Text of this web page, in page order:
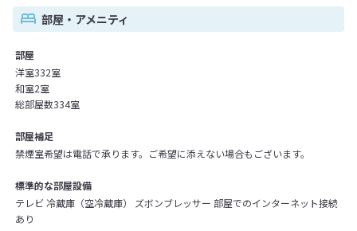
部屋・アメニティ
部屋
洋室332室
和室2室
総部屋数334室
部屋補足
禁煙室希望は電話で承ります。ご希望に添えない場合もございます。
標準的な部屋設備
テレビ 冷蔵庫（空冷蔵庫） ズボンブレッサー 部屋でのインターネット接続
あり